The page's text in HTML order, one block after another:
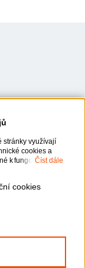
stránky využívají
cookies a
k fungování
a analytice.
osobních údajů,
právech,
udělených
Číst dále
cookies